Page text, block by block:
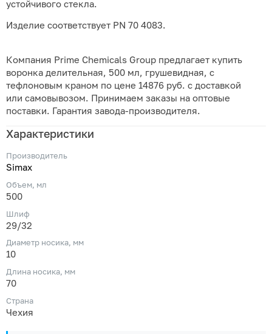
устойчивого стекла.
Изделие соответствует PN 70 4083.
Компания Prime Chemicals Group предлагает купить
воронка делительная, 500 мл, грушевидная, с
тефлоновым краном по цене 14876 руб. с доставкой
или самовывозом. Принимаем заказы на оптовые
поставки. Гарантия завода-производителя.
Характеристики
Производитель
Simax
Объем, мл
500
Шлиф
29/32
Диаметр носика, мм
10
Длина носика, мм
70
Страна
Чехия